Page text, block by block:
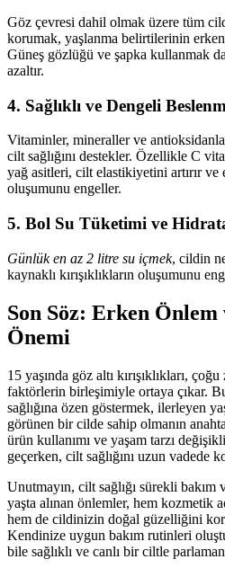
Göz çevresi dahil olmak üzere tüm
korumak, yaşlanma belirtilerinin
Güneş gözlüğü ve şapka kullanmak
azaltır.
4. Sağlıklı ve Dengeli
Vitaminler, mineraller ve
cilt sağlığını destekler. Özellikle C
yağ asitleri, cilt elastikiyetini artırır ve
oluşumunu engeller.
5. Bol Su Tüketimi ve
Günlük en az 2 litre su içmek, cildin
kaynaklı kırışıklıkların oluşumunu
Son Söz: Erken Önlem
Önemi
15 yaşında göz altı kırışıklıkları,
faktörlerin birleşimiyle ortaya çıkar.
sağlığına özen göstermek, ilerleyen
görünen bir cilde sahip olmanın
ürün kullanımı ve yaşam tarzı
geçerken, cilt sağlığını uzun vadede
Unutmayın, cilt sağlığı sürekli
yaşta alınan önlemler, hem kozmetik
hem de cildinizin doğal güzelliğini
Kendinize uygun bakım rutinleri
bile sağlıklı ve canlı bir ciltle